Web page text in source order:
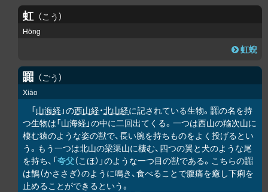
虹 こう
Hòng
虹蜺
嚻 ごう
Xiāo
「山海経 」の西山経・北山経に記されている生物。嚻の名を持
つ生物は「山海経」の中に二回出てくる。一つは西山の羭次山に
棲む猿のような姿の獣で、長い腕を持ちものをよく投げるとい
う。もう一つは北山の梁渠山に棲む、四つの翼と犬のような尾
を持ち、「夸父（こほ）」のような一つ目の獣である。こちらの嚻
は鵲（かささぎ）のように鳴き、食べることで腹痛を癒し下痢を
止めることができるという。